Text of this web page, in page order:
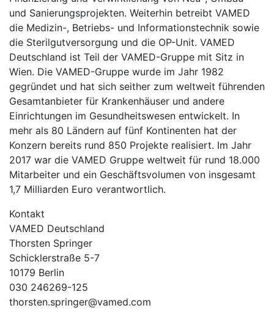
und Sanierungsprojekten. Weiterhin betreibt VAMED
die Medizin-, Betriebs- und Informationstechnik sowie
die Sterilgutversorgung und die OP-Unit. VAMED
Deutschland ist Teil der VAMED-Gruppe mit Sitz in
Wien. Die VAMED-Gruppe wurde im Jahr 1982
gegründet und hat sich seither zum weltweit führenden
Gesamtanbieter für Krankenhäuser und andere
Einrichtungen im Gesundheitswesen entwickelt. In
mehr als 80 Ländern auf fünf Kontinenten hat der
Konzern bereits rund 850 Projekte realisiert. Im Jahr
2017 war die VAMED Gruppe weltweit für rund 18.000
Mitarbeiter und ein Geschäftsvolumen von insgesamt
1,7 Milliarden Euro verantwortlich.
Kontakt
VAMED Deutschland
Thorsten Springer
Schicklerstraße 5-7
10179 Berlin
030 246269-125
thorsten.springer@vamed.com